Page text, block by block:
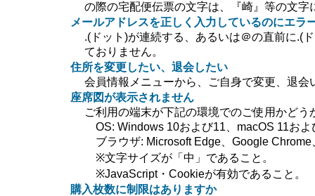
の際の宅配便伝票の文字は、『崎』等の文
メールアドレスを正しく入力しているのにエラ
.(ドット)が連続する、あるいは＠の直前に.(
ておりません。
住所を変更したい、退会したい
会員情報メニューから、ご自身で変更、退会
座席図が表示されません
ご利用の端末が下記の環境でのご使用かどう
OS: Windows 10および11、macOS 11お
ブラウザ: Microsoft Edge、Google Chrome
※文字サイズが「中」であること。
※JavaScript・Cookieが有効であること。
購入枚数に制限はありますか